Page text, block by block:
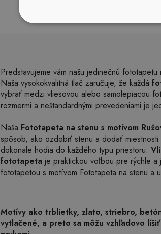
Predstavujeme vám našu jedinečnú
Naša vysokokvalitná tlač zaručuje, že každá
vybrať medzi vliesovou alebo samolepiacou
rozmermi a neštandardnými prevedeniami je
Naša Fototapeta na stenu s motívom
spôsob, ako ozdobiť stenu a dodať
dokonale hodia do každého typu priestoru.
fototapeta je praktickou voľbou pre rýchle a
fototapetou s motívom Fototapeta na stenu a
Motívy ako trblietky, zlato, striebro,
vytlačené, a preto sa môžu vzhľadovo